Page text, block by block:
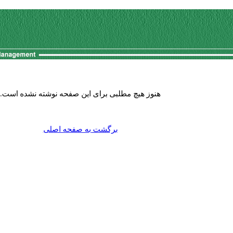
هنوز هیچ مطلبی برای این صفحه نوشته نشده است.
برگشت به صفحه اصلی